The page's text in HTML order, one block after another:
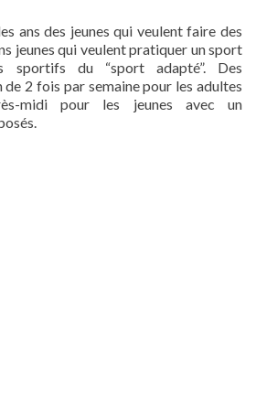
ans des jeunes qui veulent faire des
jeunes qui veulent pratiquer un sport
sportifs du “sport adapté”. Des
2 fois par semaine pour les adultes
midi pour les jeunes avec un